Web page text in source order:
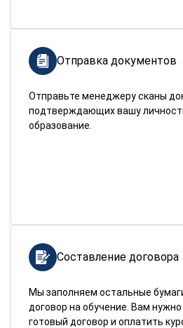
Отправка документов
Отправьте менеджеру сканы
подтверждающих вашу
образование.
Составление договора
Мы заполняем остальные
договор на обучение. Вам
готовый договор и оплатить